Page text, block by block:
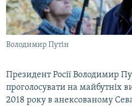
СВІДЧЕННЯ ОКУПАЦІЇ
УКРАЇНСЬКА ПРОБЛЕМА КРИМУ
ІНФОГРАФІКА
Русский
Qırımtatar
ДОЛУЧАЙСЯ!
Усі сайти RFE/RL
Володимир Путін
Президент Росії Володимир
проголосувати на майбутніх
2018 року в анексованому